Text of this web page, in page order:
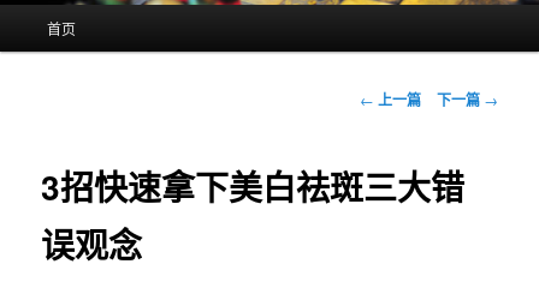
首页
文
航
← 上一篇 下一篇 →
3招快速拿下美白祛斑三大错
误观念